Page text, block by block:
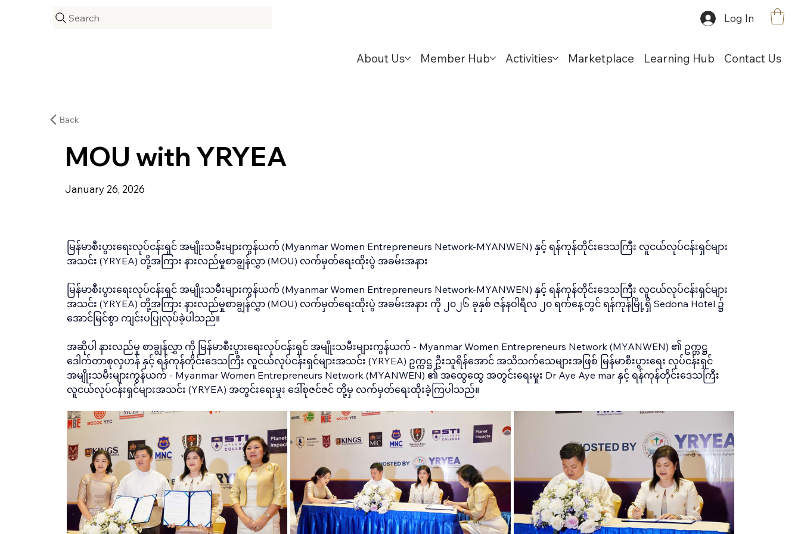
Search Log In
About Us Member Hub Activities Marketplace Learning Hub Contact Us
Back
MOU with YRYEA
January 26, 2026
မြန်မာစီးပွားရေးလုပ်ငန်းရှင် အမျိုးသမီးများကွန်ယက် (Myanmar Women Entrepreneurs Network-MYANWEN) နှင့် ရန်ကုန်တိုင်းဒေသကြီး လူငယ်လုပ်ငန်းရှင်များ
အသင်း (YRYEA) တို့အကြား နားလည်မှုစာချွန်လွှာ (MOU) လက်မှတ်ရေးထိုးပွဲ အခမ်းအနား
မြန်မာစီးပွားရေးလုပ်ငန်းရှင် အမျိုးသမီးများကွန်ယက် (Myanmar Women Entrepreneurs Network-MYANWEN) နှင့် ရန်ကုန်တိုင်းဒေသကြီး လူငယ်လုပ်ငန်းရှင်များ
အသင်း (YRYEA) တို့အကြား နားလည်မှုစာချွန်လွှာ (MOU) လက်မှတ်ရေးထိုးပွဲ အခမ်းအနား ကို ၂၀၂၆ ခုနှစ် ဇန်နဝါရီလ ၂၀ ရက်နေ့တွင် ရန်ကုန်မြို့ရှိ Sedona Hotel ၌
အောင်မြင်စွာ ကျင်းပပြုလုပ်ခဲ့ပါသည်။
အဆိုပါ နားလည်မှု စာချွန်လွှာ ကို မြန်မာစီးပွားရေးလုပ်ငန်းရှင် အမျိုးသမီးများကွန်ယက် - Myanmar Women Entrepreneurs Network (MYANWEN) ၏ ဥက္ကဋ္ဌ
‌ဒေါက်တာစုလှဟန် နှင့် ရန်ကုန်တိုင်းဒေသကြီး လူငယ်လုပ်ငန်းရှင်များအသင်း (YRYEA) ဥက္ကဋ္ဌ ဦးသူရိန်အောင် အသိသက်သေများအဖြစ် မြန်မာစီးပွားရေး လုပ်ငန်းရှင်
အမျိုးသမီးများကွန်ယက် - Myanmar Women Entrepreneurs Network (MYANWEN) ၏ အထွေထွေ အတွင်းရေးမှုး Dr Aye Aye mar နှင့် ရန်ကုန်တိုင်းဒေသကြီး
လူငယ်လုပ်ငန်းရှင်များအသင်း (YRYEA) အတွင်းရေးမှုး ဒေါ်စုဇင်ဇင် တို့မှ လက်မှတ်ရေးထိုးခဲ့ကြပါသည်။